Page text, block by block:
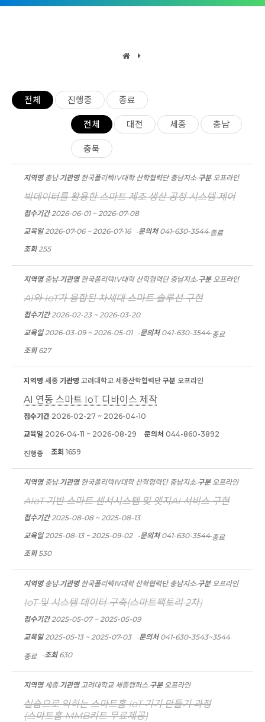
전체 진행중 종료
전체 대전 세종 충남
충북
지역명충남 기관명한국폴리텍IV대학 산학협력단 충남지소 구분오프라인
빅데이터를 활용한 스마트 제조 생산 공정 시스템 제어
접수기간2026-06-01 ~ 2026-07-08
교육일2026-07-06 ~ 2026-07-16 문의처041-630-3544 종료
조회255
지역명충남 기관명한국폴리텍IV대학 산학협력단 충남지소 구분오프라인
AI와 IoT가 융합된 차세대 스마트 솔루션 구현
접수기간2026-02-23 ~ 2026-03-20
교육일2026-03-09 ~ 2026-05-01 문의처041-630-3544 종료
조회627
지역명 세종 기관명 고려대학교 세종산학협력단 구분 오프라인
AI 연동 스마트 IoT 디바이스 제작
접수기간 2026-02-27 ~ 2026-04-10
교육일 2026-04-11 ~ 2026-08-29 문의처 044-860-3892
진행중 조회 1659
지역명충남 기관명한국폴리텍Ⅳ대학 산학협력단 충남지소 구분오프라인
AIoT 기반 스마트 센서시스템 및 엣지AI 서비스 구현
접수기간2025-08-08 ~ 2025-08-13
교육일2025-08-13 ~ 2025-09-02 문의처041-630-3544 종료
조회530
지역명충남 기관명한국폴리텍Ⅳ대학 산학협력단 충남지소 구분오프라인
IoT 및 시스템 데이터 구축(스마트팩토리 2차)
접수기간2025-05-07 ~ 2025-05-09
교육일2025-05-13 ~ 2025-07-03 문의처041-630-3543~3544
종료 조회630
지역명세종 기관명고려대학교 세종캠퍼스 구분오프라인
실습으로 익히는 스마트홈 IoT 기기 만들기 과정
(스마트홈 MMB키트 무료제공)